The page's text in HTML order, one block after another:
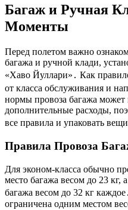
Багаж и Ручная
Моменты
Перед полетом важно
багажа и ручной клади,
«Хаво Йуллари»․ Как
от класса обслуживания и
нормы провоза багажа может
дополнительные расходы,
все правила и упаковать
Правила Провоза
Для эконом-класса обычно
место багажа весом до 23 кг,
багажа весом до 32 кг
ограничена одним местом